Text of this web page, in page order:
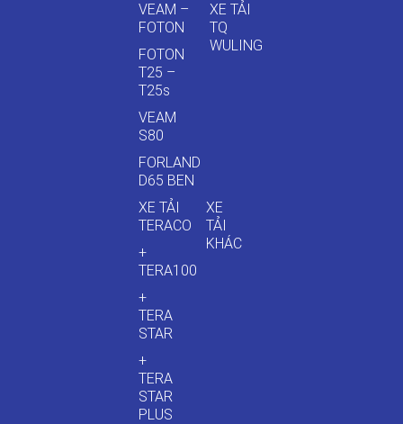
VEAM –
FOTON
FOTON
T25 –
T25s
VEAM
S80
FORLAND
D65 BEN
XE TẢI
TQ
WULING
XE TẢI
TERACO
+
TERA100
+
TERA
STAR
+
TERA
STAR
PLUS
XE
TẢI
KHÁC